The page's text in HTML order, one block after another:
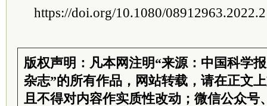
https://doi.org/10.1080/
版权声明：凡本网注明“来源：中国科学
杂志”的所有作品，网站转载，请在正文
且不得对内容作实质性改动；微信公众号